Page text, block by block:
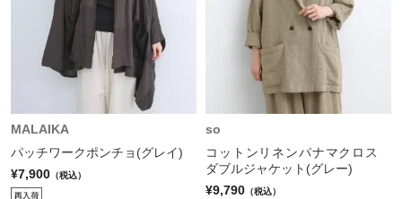
MALAIKA
パッチワークポンチョ(グレイ)
¥7,900 （税込）
so
コットンリネンパナマクロス
ダブルジャケット(グレー)
¥9,790 （税込）